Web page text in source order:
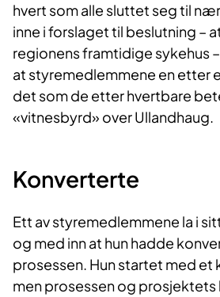
hvert som alle sluttet seg til
inne i forslaget til beslutning –
regionens framtidige sykehus
at styremedlemmene en etter
det som de etter hvertbare
«vitnesbyrd» over Ullandhaug.
Konverterte
Ett av styremedlemmene la i
og med inn at hun hadde
prosessen. Hun startet med et
men prosessen og prosjektets